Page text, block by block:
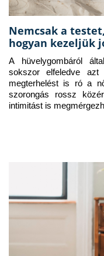
Nemcsak a
hogyan kezeljük
A hüvelygombáról
sokszor elfeledve
megterhelést is ró a
szorongás rossz
intimitást is